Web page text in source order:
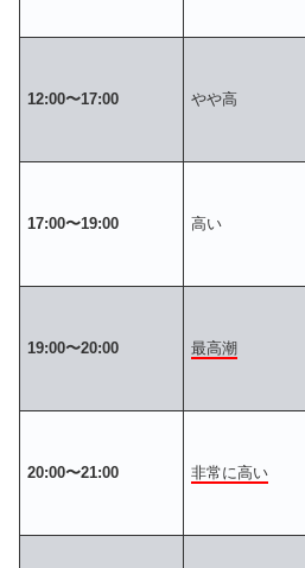
12:00〜17:00 やや高
17:00〜19:00 高い
19:00〜20:00 最高潮
20:00〜21:00 非常に高い